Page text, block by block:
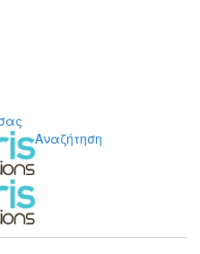
Αναζήτηση